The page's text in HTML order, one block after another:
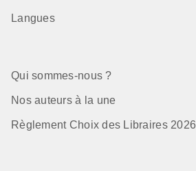
Langues
Qui sommes-nous ?
Nos auteurs à la une
Règlement Choix des Libraires 2026